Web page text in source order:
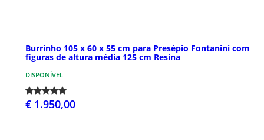
Burrinho 105 x 60 x 55 cm para Presépio Fontanini com
figuras de altura média 125 cm Resina
DISPONÍVEL
€ 1.950,00